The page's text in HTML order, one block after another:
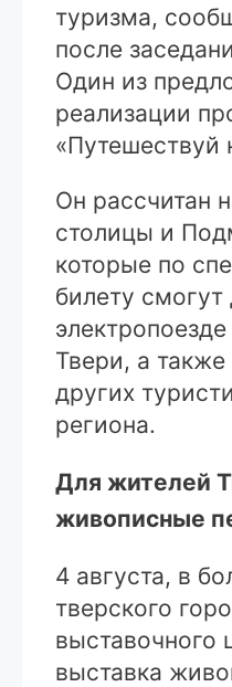
туризма,
после
Один из
реализации
«Путешествуй
Он рассчитан
столицы и
которые по
билету смогут
Твери, а также
других
региона.
Для жителей
живописные
4 августа, в
тверского
выставочного
выставка